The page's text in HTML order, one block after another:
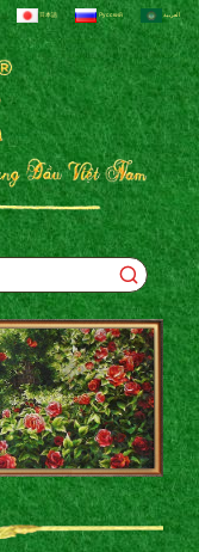
日本語 Русский العربية